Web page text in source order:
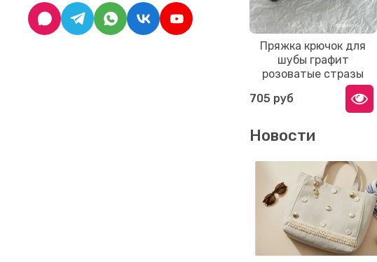
Пряжка крючок для
шубы графит
розоватые стразы
705 руб
Новости